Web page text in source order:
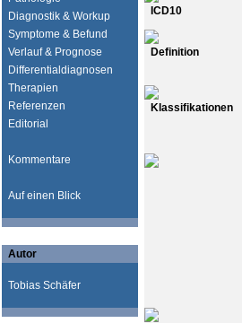
Diagnostik & Workup
Symptome & Befund
Verlauf & Prognose
Differentialdiagnosen
Therapien
Referenzen
Editorial
Kommentare
Auf einen Blick
Autor
Tobias Schäfer
ICD10
Definition
Klassifikationen